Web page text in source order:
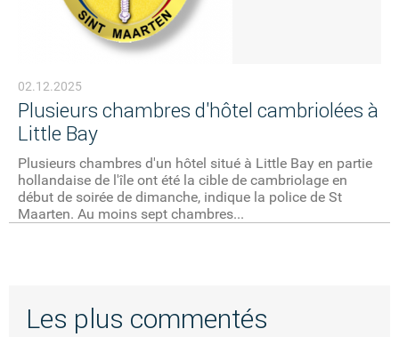
02.12.2025
Plusieurs chambres d'hôtel cambriolées à
Little Bay
Plusieurs chambres d'un hôtel situé à Little Bay en partie
hollandaise de l'île ont été la cible de cambriolage en
début de soirée de dimanche, indique la police de St
Maarten. Au moins sept chambres...
Les plus commentés